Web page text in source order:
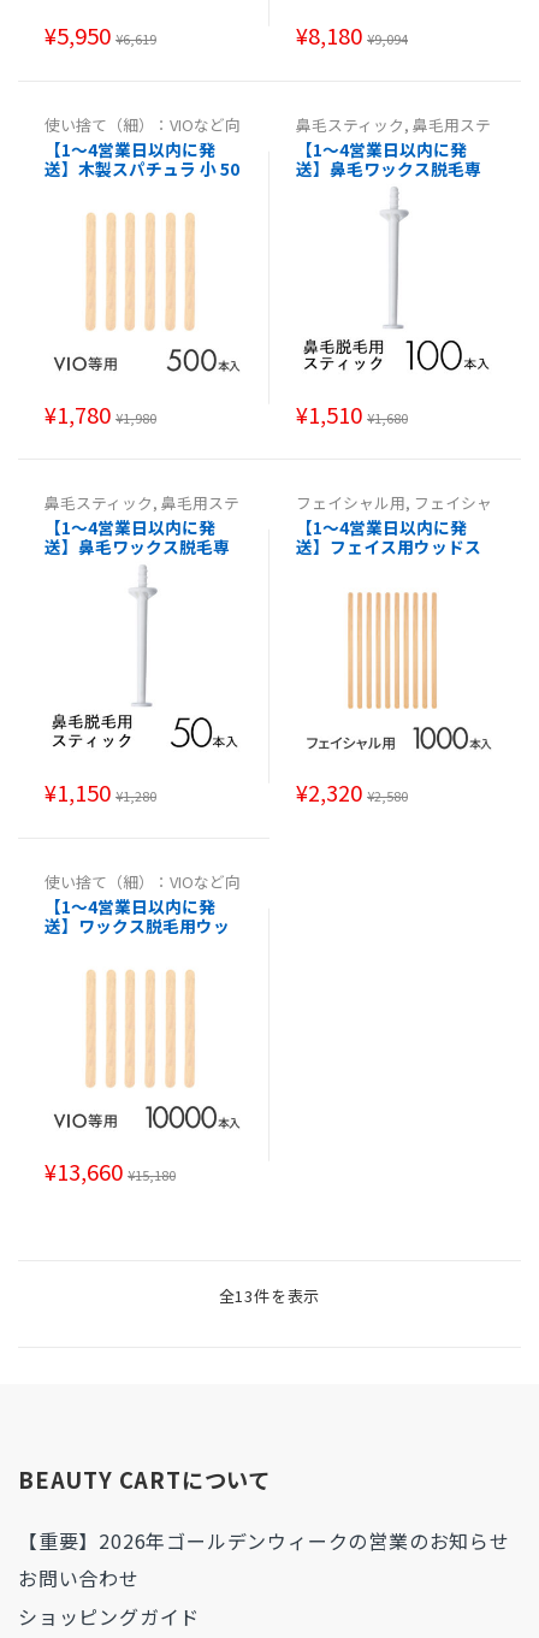
¥5,950 ¥6,619 ¥8,180 ¥9,094
使い捨て（細）：VIOなど向
け, 使い捨て（細）：VIO等
向け,使い捨て（細）：VIO
等向け,使い捨て（細）：VI
【1～4営業日以内に発
送】木製スパチュラ 小 50
パチュラブラジリアンワ
¥1,780 ¥1,980
鼻毛スティック, 鼻毛用ステ
ィック ,鼻毛用スティック ,
鼻毛用スティック
【1～4営業日以内に発
送】鼻毛ワックス脱毛専
用スティック 00本入 鼻毛
脱毛 ブラジリアンワック
ス スパチュラ 棒 ヘラ
¥1,510 ¥1,680
鼻毛スティック, 鼻毛用ステ
ィック ,鼻毛用スティック ,
鼻毛用スティック
【1～4営業日以内に発
送】鼻毛ワックス脱毛専
用スティック 50本入 鼻毛
脱毛 ブラジリアンワック
ス スパチュラ 棒 ヘラ
¥1,150 ¥1,280
フェイシャル用, フェイシャ
ル用 フェイシャル用,フェ
イシャル用
【1～4営業日以内に発
送】フェイス用ウッドス
ブラジリアンワックス ヘ
ラ ワックス脱毛木製スパ
チュラ エステ用品 サロン
¥2,320 ¥2,580
使い捨て（細）：VIOなど向
け, 使い捨て（細）：VIO等
向け,使い捨て（細）：VIO
等向け,使い捨て（細）：VI
【1～4営業日以内に発
送】ワックス脱毛用ウッ
毒済み【使い捨てスパチ
¥13,660 ¥15,180
全13件を表示
BEAUTY CARTについて
【重要】2026年ゴールデンウィークの営業のお知らせ
お問い合わせ
ショッピングガイド